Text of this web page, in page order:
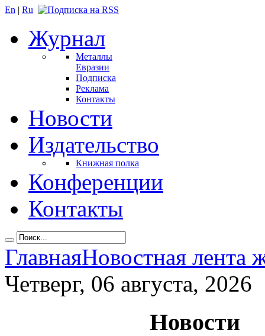
En | Ru
Журнал
Металлы
Евразии
Подписка
Реклама
Контакты
Новости
Издательство
Книжная полка
Конференции
Контакты
ГлавнаяНовостная лента
Четверг, 06 августа, 2026
Новости